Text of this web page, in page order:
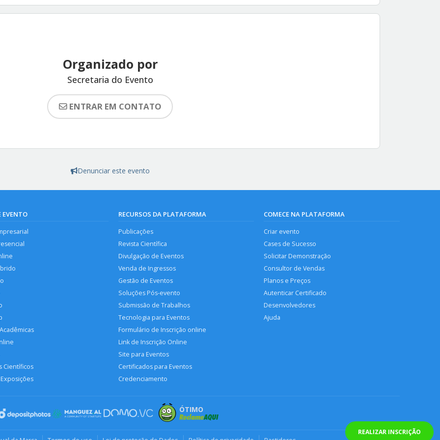
REALIZAR INSCRIÇÃO
Organizado por
Secretaria do Evento
ENTRAR EM CONTATO
Denunciar este evento
EVENTO
Científicos
RECURSOS DA PLATAFORMA
Publicações
Revista Científica
Divulgação de Eventos
Venda de Ingressos
Gestão de Eventos
Soluções Pós-evento
Submissão de Trabalhos
Tecnologia para Eventos
Formulário de Inscrição online
Link de Inscrição Online
Site para Eventos
Certificados para Eventos
Credenciamento
COMECE NA PLATAFORMA
Criar evento
Cases de Sucesso
Solicitar Demonstração
Consultor de Vendas
Planos e Preços
Autenticar Certificado
Desenvolvedores
Ajuda
ÓTIMO